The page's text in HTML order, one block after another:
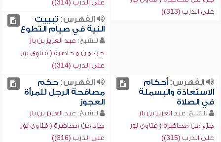
على الدرب (313))
على الدرب (314))
الفهرس: تبييت
النية في صيام التطوع
للشيخ: عبد العزيز بن باز
جزء من محاضرة ( فتاوى نور
على الدرب (314))
الفهرس:أحكام
الاستعاذة والبسملة
في الصلاة
للشيخ: عبد العزيز بن باز
جزء من محاضرة ( فتاوى نور
على الدرب (315))
الفهرس:حكم
مصافحة الرجل للمرأة
العجوز
للشيخ: عبد العزيز بن باز
جزء من محاضرة ( فتاوى نور
على الدرب (316))